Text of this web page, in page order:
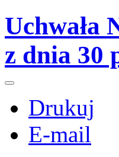
Uchwała
z dnia 30
Drukuj
E-mail